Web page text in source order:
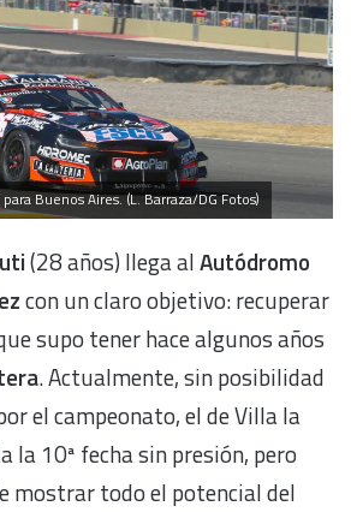
Buenos Aires. (L. Barraza/DG Fotos)
(28 años) llega alAutódromo
con un claro objetivo: recuperar
supo tener hace algunos años
. Actualmente, sin posibilidad
el campeonato, el de Villa la
10ª fecha sin presión, pero
mostrar todo el potencial del